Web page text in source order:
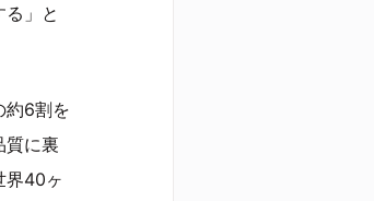
」と
約6割を
質に裏
界40ヶ